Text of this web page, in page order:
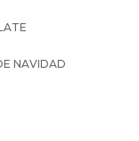
NAVIDAD